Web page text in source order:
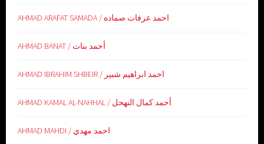
AHMAD ARAFAT SAMADA / احمد عرفات صماده
AHMAD BANAT / أحمد بنات
AHMAD IBRAHIM SHBEIR / احمد ابراهيم شبير
AHMAD KAMAL AL-NAHHAL / أحمد كمال النهحل
AHMAD MAHDI / احمد مهدي